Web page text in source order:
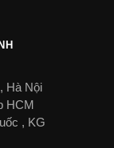
Hà Nội
HCM
, KG